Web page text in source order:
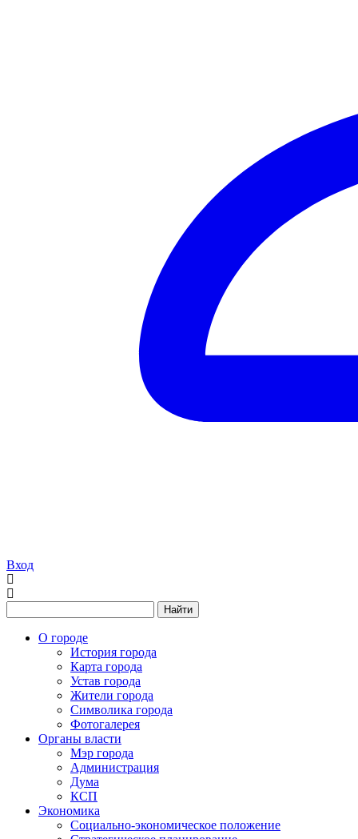
Вход
Найти
О городе
История города
Карта города
Устав города
Жители города
Символика города
Фотогалерея
Органы власти
Мэр города
Администрация
Дума
КСП
Экономика
Социально-экономическое положение